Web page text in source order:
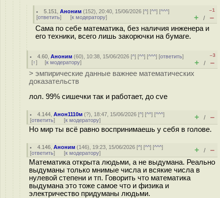
5.151 ,Аноним (152), 20:40, 15/06/2026 [^] [^^] [^^^]
[ответить] [к модератору]
–1
+ / –
Сама по себе математика, без наличия инженера и
его техники, всего лишь закорючки на бумаге.
4.60 ,Аноним (60), 10:38, 15/06/2026 [^] [^^] [^^^] [ответить]
[↑] [к модератору]
–3
+ / –
> эмпирические данные важнее математических
доказательств
лол. 99% сишечки так и работает, до cve
4.144 ,Анон1110м (?), 18:47, 15/06/2026 [^] [^^] [^^^]
[ответить] [к модератору] + / –
Но мир ты всё равно воспринимаешь у себя в голове.
4.146 ,Аноним (146), 19:23, 15/06/2026 [^] [^^] [^^^]
[ответить] [к модератору] + / –
Математика открыта людьми, а не выдумана. Реально
выдуманы только мнимые числа и всякие числа в
нулевой степени и тп. Говорить что математика
выдумана это тоже самое что и физика и
электричество придуманы людьми.